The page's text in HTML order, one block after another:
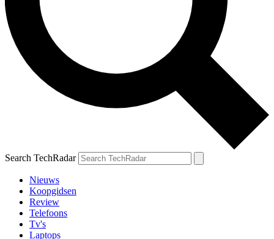
Search TechRadar
Nieuws
Koopgidsen
Review
Telefoons
Tv's
Laptops